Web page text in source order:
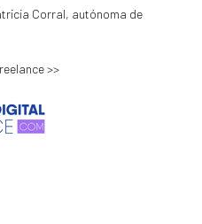
Corral, autónoma de
>>